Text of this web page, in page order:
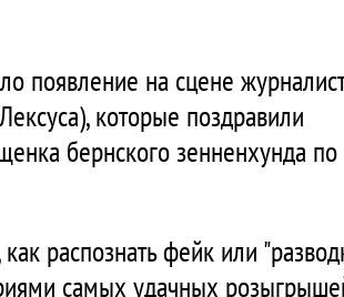
появление на сцене
которые поздравили
бернского зенненхунда по
распознать фейк или
самых удачных